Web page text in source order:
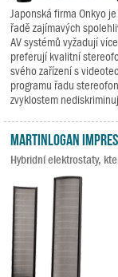
Japonská firma Onkyo
řadě zajímavých
AV systémů vyžadují
preferují kvalitní
svého zařízení s
programu řadu
zvyklostem
MartinLogan
Hybridní elektrostaty,